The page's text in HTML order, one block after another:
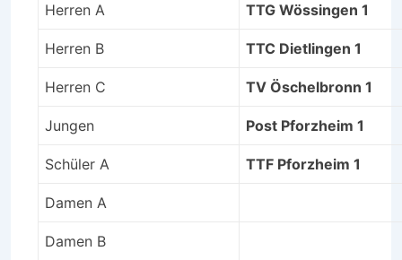
Herren A TTG Wössingen 1
Herren B TTC Dietlingen 1
Herren C TV Öschelbronn 1
Jungen Post Pforzheim 1
Schüler A TTF Pforzheim 1
Damen A
Damen B